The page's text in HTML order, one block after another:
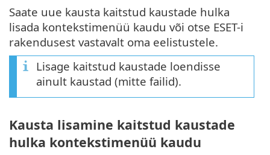
Saate uue kausta kaitstud kaustade hulka
lisada kontekstimenüü kaudu või otse ESET-i
rakendusest vastavalt oma eelistustele.
Lisage kaitstud kaustade loendisse
ainult kaustad (mitte failid).
Kausta lisamine kaitstud kaustade
hulka kontekstimenüü kaudu